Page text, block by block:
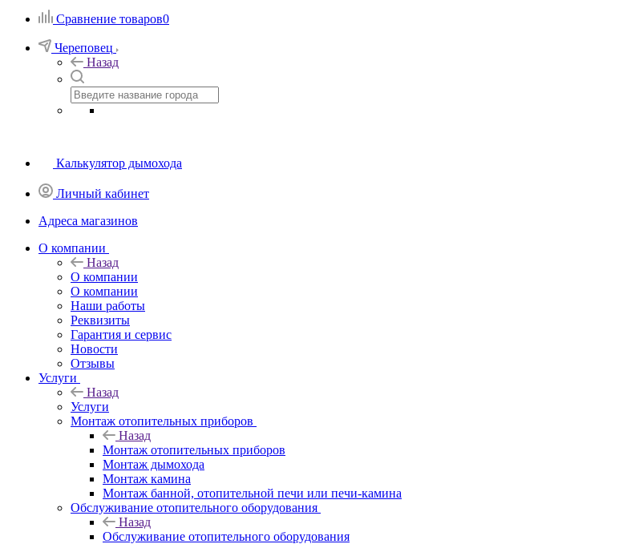
Сравнение товаров0
Череповец
Назад
Калькулятор дымохода
Личный кабинет
Адреса магазинов
O компании
Назад
O компании
О компании
Наши работы
Реквизиты
Гарантия и сервис
Новости
Отзывы
Услуги
Назад
Услуги
Монтаж отопительных приборов
Назад
Монтаж отопительных приборов
Монтаж дымохода
Монтаж камина
Монтаж банной, отопительной печи или печи-камина
Обслуживание отопительного оборудования
Назад
Обслуживание отопительного оборудования